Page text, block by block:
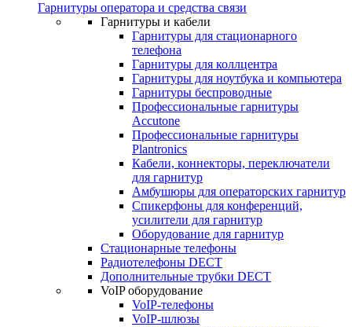
Гарнитуры оператора и средства связи
Гарнитуры и кабели
Гарнитуры для стационарного
телефона
Гарнитуры для коллцентра
Гарнитуры для ноутбука и компьютера
Гарнитуры беспроводные
Профессиональные гарнитуры
Accutone
Профессиональные гарнитуры
Plantronics
Кабели, коннекторы, переключатели
для гарнитур
Амбушюры для операторских гарнитур
Cпикерфоны для конференций,
усилители для гарнитур
Оборудование для гарнитур
Стационарные телефоны
Радиотелефоны DECT
Дополнительные трубки DECT
VoIP оборудование
VoIP-телефоны
VoIP-шлюзы